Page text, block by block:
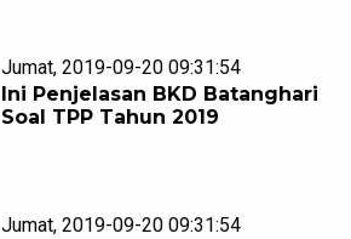
Jumat, 2019-09-20 09:31:54
Ini Penjelasan BKD Batanghari
Soal TPP Tahun 2019
Jumat, 2019-09-20 09:31:54